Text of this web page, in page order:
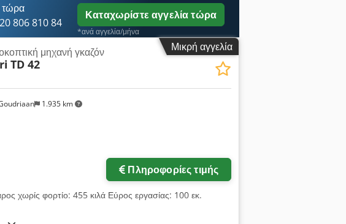
τώρα
806 810 84
Καταχωρίστε αγγελία τώρα
*ανά αγγελία/μήνα
Μικρή αγγελία
1.935 km
μηχανή γκαζόν
TD 42
Πληροφορίες τιμής
χωρίς φορτίο: 455 κιλά Εύρος εργασίας: 100 εκ.